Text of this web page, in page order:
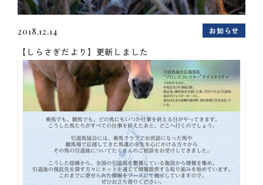
2018.12.14 お知らせ
【しらさぎだより】更新しました